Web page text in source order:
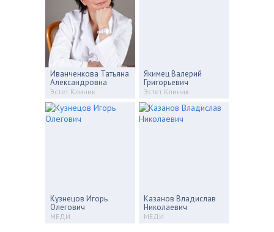
Иванченкова Татьяна
Александровна
Эстет Клиник
Якимец Валерий
Григорьевич
Эстет Клиник
Кузнецов Игорь
Олегович
МЕДИ
Казанов Владислав
Николаевич
МЕДИ